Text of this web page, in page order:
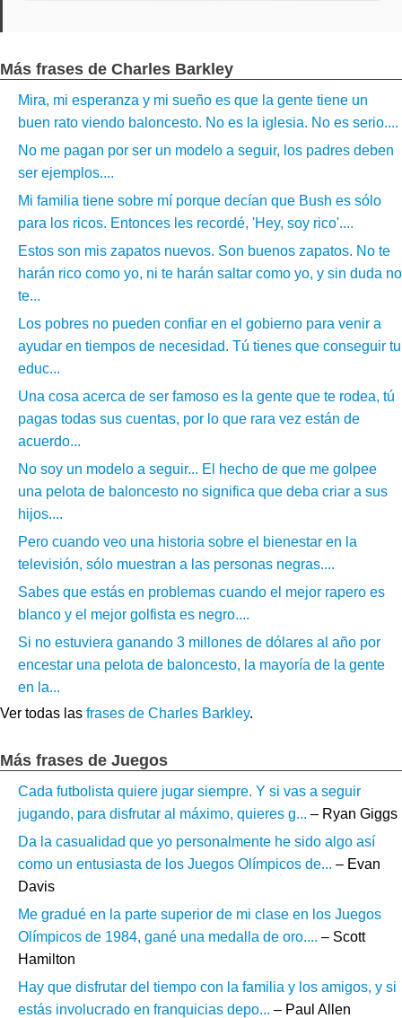
Más frases de Charles Barkley
Mira, mi esperanza y mi sueño es que la gente tiene un
buen rato viendo baloncesto. No es la iglesia. No es serio....
No me pagan por ser un modelo a seguir, los padres deben
ser ejemplos....
Mi familia tiene sobre mí porque decían que Bush es sólo
para los ricos. Entonces les recordé, 'Hey, soy rico'....
Estos son mis zapatos nuevos. Son buenos zapatos. No te
harán rico como yo, ni te harán saltar como yo, y sin duda no
te...
Los pobres no pueden confiar en el gobierno para venir a
ayudar en tiempos de necesidad. Tú tienes que conseguir tu
educ...
Una cosa acerca de ser famoso es la gente que te rodea, tú
pagas todas sus cuentas, por lo que rara vez están de
acuerdo...
No soy un modelo a seguir... El hecho de que me golpee
una pelota de baloncesto no significa que deba criar a sus
hijos....
Pero cuando veo una historia sobre el bienestar en la
televisión, sólo muestran a las personas negras....
Sabes que estás en problemas cuando el mejor rapero es
blanco y el mejor golfista es negro....
Si no estuviera ganando 3 millones de dólares al año por
encestar una pelota de baloncesto, la mayoría de la gente
en la...
Ver todas las frases de Charles Barkley.
Más frases de Juegos
Cada futbolista quiere jugar siempre. Y si vas a seguir
jugando, para disfrutar al máximo, quieres g... – Ryan Giggs
Da la casualidad que yo personalmente he sido algo así
como un entusiasta de los Juegos Olímpicos de... – Evan
Davis
Me gradué en la parte superior de mi clase en los Juegos
Olímpicos de 1984, gané una medalla de oro.... – Scott
Hamilton
Hay que disfrutar del tiempo con la familia y los amigos, y si
estás involucrado en franquicias depo... – Paul Allen